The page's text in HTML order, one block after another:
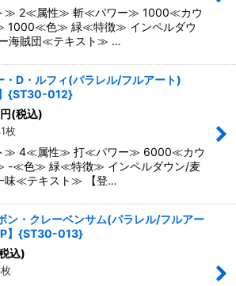
≫ 2≪属性≫ 斬≪パワー≫ 1000≪カウ
1000≪色≫ 緑≪特徴≫ インペルダウ
海賊団≪テキスト≫ …
・D・ルフィ(パラレル/フルアート)
】{ST30-012}
円(税込)
枚
≫ 4≪属性≫ 打≪パワー≫ 6000≪カウ
-≪色≫ 緑≪特徴≫ インペルダウン/麦
味≪テキスト≫ 【登…
ン・クレーベンサム(パラレル/フルアー
P】{ST30-013}
込)